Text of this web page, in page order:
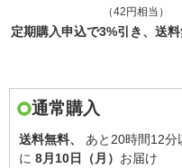
（42円相当）
定期購入申込で3%引き、送
通常購入
送料無料、 あと 20時間12分
に 8月10日（月） お届け